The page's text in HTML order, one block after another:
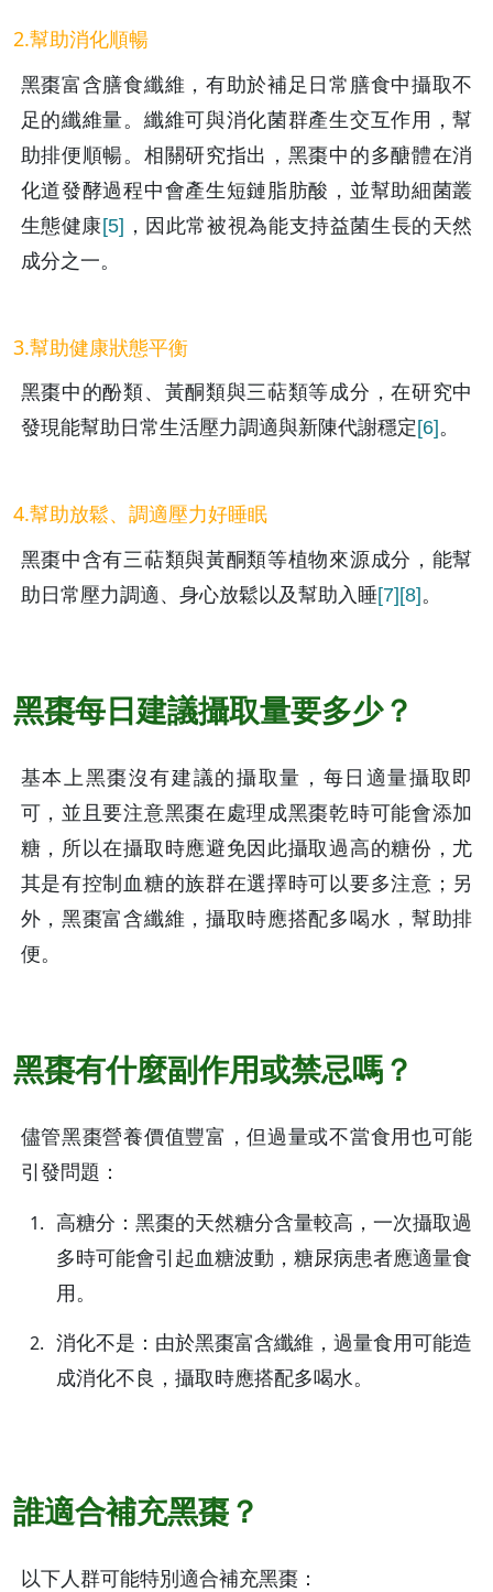
2.幫助消化順暢
黑棗富含膳食纖維，有助於補足日常膳食中攝取不
足的纖維量。纖維可與消化菌群產生交互作用，幫
助排便順暢。相關研究指出，黑棗中的多醣體在消
化道發酵過程中會產生短鏈脂肪酸，並幫助細菌叢
生態健康[5] ，因此常被視為能支持益菌生長的天然
成分之一。
3.幫助健康狀態平衡
黑棗中的酚類、黃酮類與三萜類等成分，在研究中
發現能幫助日常生活壓力調適與新陳代謝穩定 [6]。
4.幫助放鬆、調適壓力好睡眠
黑棗中含有三萜類與黃酮類等植物來源成分，能幫
助日常壓力調適、身心放鬆以及幫助入睡[7][8]。
黑棗每日建議攝取量要多少？
基本上黑棗沒有建議的攝取量，每日適量攝取即
可，並且要注意黑棗在處理成黑棗乾時可能會添加
糖，所以在攝取時應避免因此攝取過高的糖份，尤
其是有控制血糖的族群在選擇時可以要多注意；另
外，黑棗富含纖維，攝取時應搭配多喝水，幫助排
便。
黑棗有什麼副作用或禁忌嗎？
儘管黑棗營養價值豐富，但過量或不當食用也可能
引發問題：
高糖分：黑棗的天然糖分含量較高，一次攝取過
多時可能會引起血糖波動，糖尿病患者應適量食
用。
消化不是：由於黑棗富含纖維，過量食用可能造
成消化不良，攝取時應搭配多喝水。
誰適合補充黑棗？
以下人群可能特別適合補充黑棗：